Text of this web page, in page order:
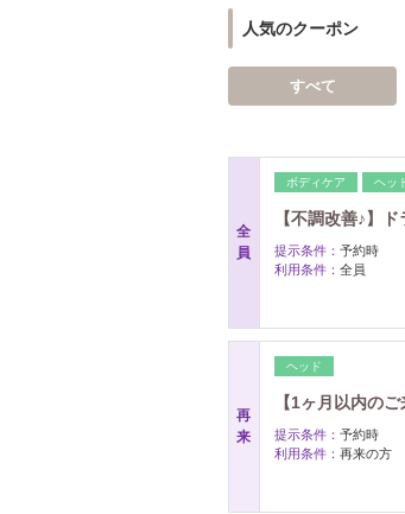
人気のクーポン
すべて
全
員
ボディケア ヘッ
【不調改善♪】
提示条件： 予約時
利用条件： 全員
再
来
ヘッド
【1ヶ月以内の
提示条件： 予約時
利用条件： 再来の方